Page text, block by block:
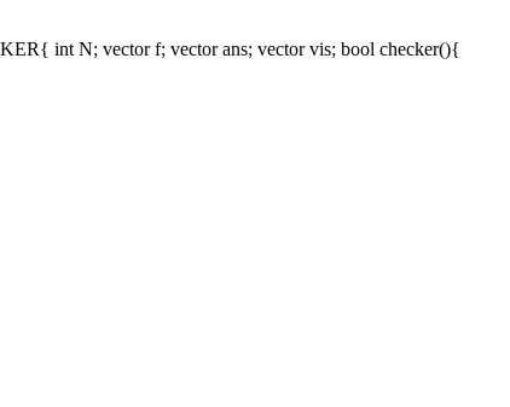
int N; vector f; vector ans; vector vis; bool checker(){